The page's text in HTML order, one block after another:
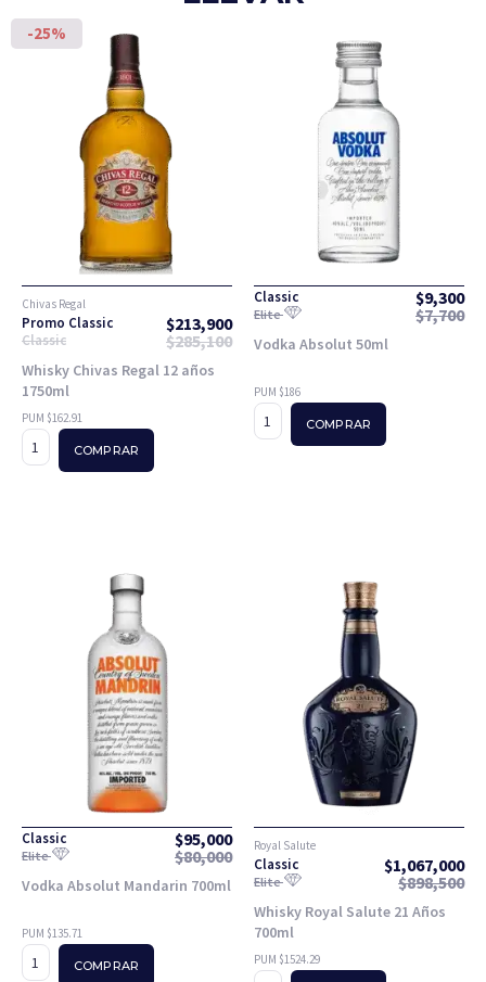
-25%
Chivas Regal
Promo Classic $213,900
Classic $285,100
Whisky Chivas Regal 12 años
1750ml
PUM $162.91
COMPRAR
Classic $9,300
Elite $7,700
Vodka Absolut 50ml
PUM $186
COMPRAR
Classic $95,000
Elite $80,000
Vodka Absolut Mandarin 700ml
PUM $135.71
COMPRAR
Royal Salute
Classic $1,067,000
Elite $898,500
Whisky Royal Salute 21 Años
700ml
PUM $1524.29